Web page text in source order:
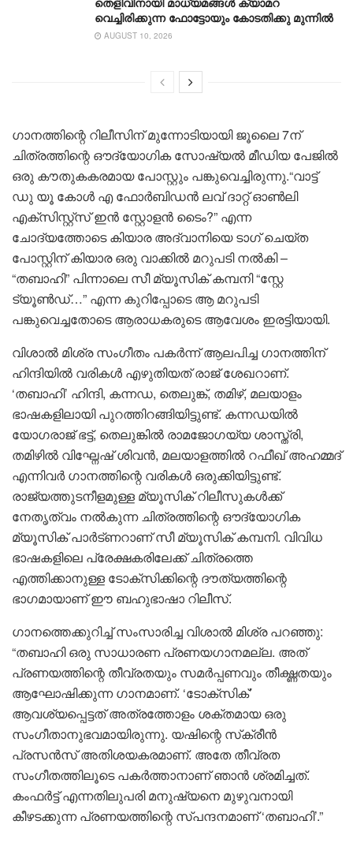
വെച്ചിരിക്കുന്ന ഫോട്ടോയും കോടതിക്കു മുന്നിൽ
AUGUST 10, 2026
ഗാനത്തിന്റെ റിലീസിന് മുന്നോടിയായി ജൂലൈ 7ന്
ചിത്രത്തിന്റെ ഔദ്യോഗിക സോഷ്യൽ മീഡിയ പേജിൽ
ഒരു കൗതുകകരമായ പോസ്റ്റും പങ്കുവെച്ചിരുന്നു.“വാട്ട്
ഡു യൂ കോൾ എ ഫോർബിഡൻ ലവ് ദാറ്റ് ഓൺലി
എക്സിസ്റ്റ്സ് ഇൻ സ്റ്റോളൻ ടൈം?” എന്ന
ചോദ്യത്തോടെ കിയാര അദ്വാനിയെ ടാഗ് ചെയ്ത
പോസ്റ്റിന് കിയാര ഒരു വാക്കിൽ മറുപടി നൽകി –
“തബാഹി” പിന്നാലെ സീ മ്യൂസിക് കമ്പനി “സ്റ്റേ
ട്യൂൺഡ്…” എന്ന കുറിപ്പോടെ ആ മറുപടി
പങ്കുവെച്ചതോടെ ആരാധകരുടെ ആവേശം ഇരട്ടിയായി.
വിശാൽ മിശ്ര സംഗീതം പകർന്ന് ആലപിച്ച ഗാനത്തിന്
ഹിന്ദിയിൽ വരികൾ എഴുതിയത് രാജ് ശേഖറാണ്.
‘തബാഹി’ ഹിന്ദി, കന്നഡ, തെലുങ്ക്, തമിഴ്, മലയാളം
ഭാഷകളിലായി പുറത്തിറങ്ങിയിട്ടുണ്ട്. കന്നഡയിൽ
യോഗരാജ് ഭട്ട്, തെലുങ്കിൽ രാമജോഗയ്യ ശാസ്ത്രി,
തമിഴിൽ വിഘ്നേഷ് ശിവൻ, മലയാളത്തിൽ റഫീഖ് അഹമ്മദ്
എന്നിവർ ഗാനത്തിന്റെ വരികൾ ഒരുക്കിയിട്ടുണ്ട്.
രാജ്യത്തുടനീളമുള്ള മ്യൂസിക് റിലീസുകൾക്ക്
നേതൃത്വം നൽകുന്ന ചിത്രത്തിന്റെ ഔദ്യോഗിക
മ്യൂസിക് പാർട്ണറാണ് സീ മ്യൂസിക് കമ്പനി. വിവിധ
ഭാഷകളിലെ പ്രേക്ഷകരിലേക്ക് ചിത്രത്തെ
എത്തിക്കാനുള്ള ടോക്സിക്കിന്റെ ദൗത്യത്തിന്റെ
ഭാഗമായാണ് ഈ ബഹുഭാഷാ റിലീസ്.
ഗാനത്തെക്കുറിച്ച് സംസാരിച്ച വിശാൽ മിശ്ര പറഞ്ഞു:
“തബാഹി ഒരു സാധാരണ പ്രണയഗാനമല്ല. അത്
പ്രണയത്തിന്റെ തീവ്രതയും സമർപ്പണവും തീക്ഷ്ണതയും
ആഘോഷിക്കുന്ന ഗാനമാണ്. ‘ടോക്സിക്’
ആവശ്യപ്പെട്ടത് അത്രത്തോളം ശക്തമായ ഒരു
സംഗീതാനുഭവമായിരുന്നു. യഷിന്റെ സ്‌ക്രീൻ
പ്രസൻസ് അതിശയകരമാണ്. അതേ തീവ്രത
സംഗീതത്തിലൂടെ പകർത്താനാണ് ഞാൻ ശ്രമിച്ചത്.
കംഫർട്ട് എന്നതിലുപരി മനുഷ്യനെ മുഴുവനായി
കീഴടക്കുന്ന പ്രണയത്തിന്റെ സ്പന്ദനമാണ് ‘തബാഹി’.”